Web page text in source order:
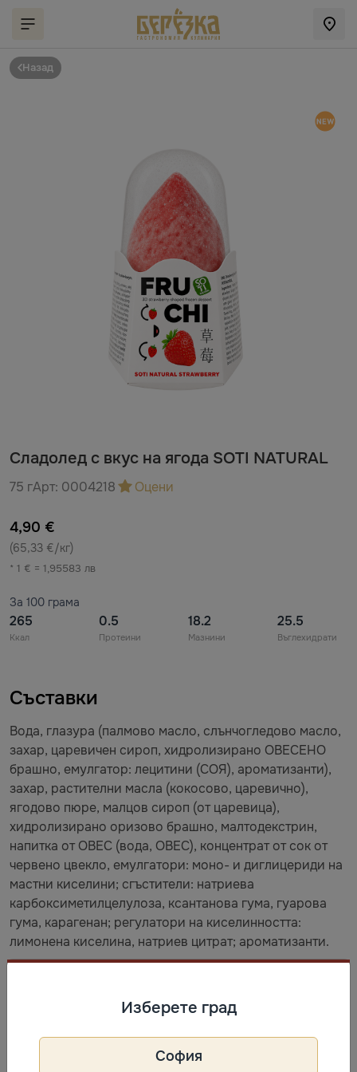
Назад
Сладолед с вкус на ягода SOTI NATURAL
75 гАрт: 0004218 Оцени
4,90 €
(65,33 €/кг)
* 1 € = 1,95583 лв
За 100 грама
265
Ккал
0.5
Протеини
18.2
Мазнини
25.5
Въглехидрати
Съставки
Вода, глазура (палмово масло, слънчогледово масло,
захар, царевичен сироп, хидролизирано ОВЕСЕНО
брашно, емулгатор: лецитини (СОЯ), ароматизанти),
захар, растителни масла (кокосово, царевично),
ягодово пюре, малцов сироп (от царевица),
хидролизирано оризово брашно, малтодекстрин,
напитка от ОВЕС (вода, ОВЕС), концентрат от сок от
червено цвекло, емулгатори: моно- и диглицериди на
мастни киселини; сгъстители: натриева
карбоксиметилцелулоза, ксантанова гума, гуарова
гума, карагенан; регулатори на киселинността:
лимонена киселина, натриев цитрат; ароматизанти.
Най-добър до: виж на опаковката. Съхранявайте при
температура -18 °C или по-ниска. Да се предпазва от
Изберете град
София